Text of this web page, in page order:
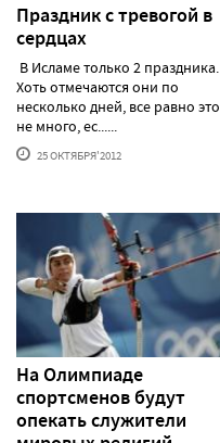
Праздник с тревогой в
сердцах
В Исламе только 2 праздника.
Хоть отмечаются они по
несколько дней, все равно это
не много, ес......
25 ОКТЯБРЯ'2012
На Олимпиаде
спортсменов будут
опекать служители